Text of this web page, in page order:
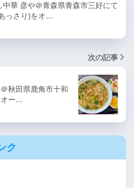
中華 彦や＠青森県青森市三好にて
っさり)をオ…
次の記事
秋田県鹿角市十和
オー…
ク